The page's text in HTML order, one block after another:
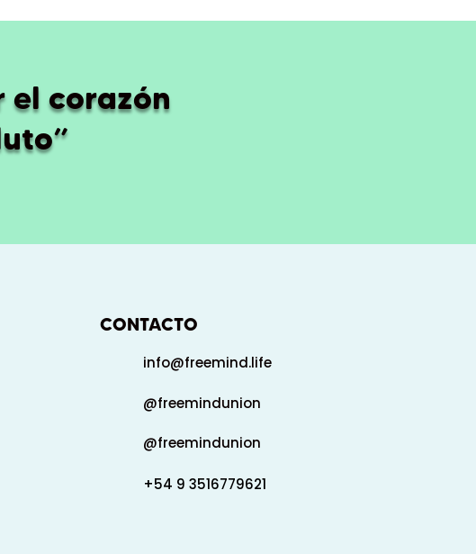
el corazón
CONTACTO
info@freemind.life
@freemindunion
@freemindunion
+54 9 3516779621